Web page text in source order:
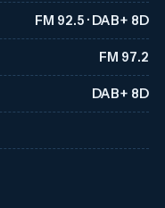
FM 92.5 · DAB+ 8D
FM 97.2
DAB+ 8D